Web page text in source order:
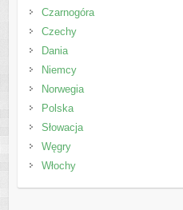
Czarnogóra
Czechy
Dania
Niemcy
Norwegia
Polska
Słowacja
Węgry
Włochy